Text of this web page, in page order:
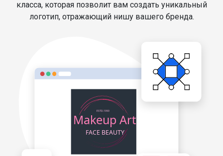
класса, которая позволит вам создать уникальный
логотип, отражающий нишу вашего бренда.